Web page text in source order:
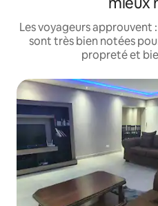
Les voyageurs approuvent
sont très bien notées
propreté et